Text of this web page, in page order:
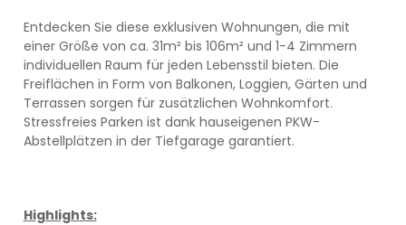
Entdecken Sie diese exklusiven Wohnungen, die mit
einer Größe von ca. 31m² bis 106m² und 1-4 Zimmern
individuellen Raum für jeden Lebensstil bieten. Die
Freiflächen in Form von Balkonen, Loggien, Gärten und
Terrassen sorgen für zusätzlichen Wohnkomfort.
Stressfreies Parken ist dank hauseigenen PKW-
Abstellplätzen in der Tiefgarage garantiert.
Highlights: